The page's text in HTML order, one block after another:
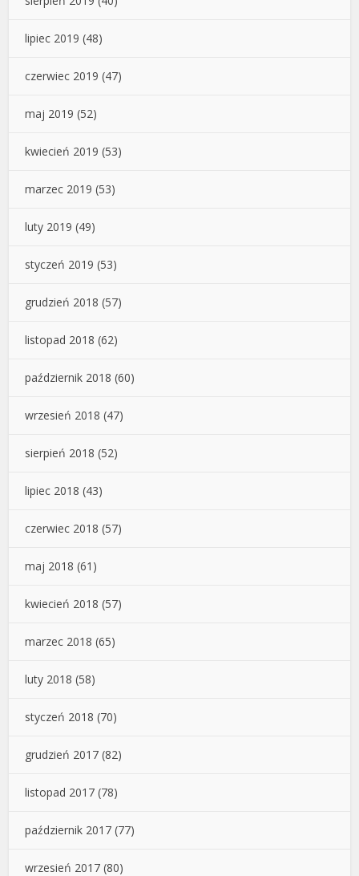
lipiec 2019 (48)
czerwiec 2019 (47)
maj 2019 (52)
kwiecień 2019 (53)
marzec 2019 (53)
luty 2019 (49)
styczeń 2019 (53)
grudzień 2018 (57)
listopad 2018 (62)
październik 2018 (60)
wrzesień 2018 (47)
sierpień 2018 (52)
lipiec 2018 (43)
czerwiec 2018 (57)
maj 2018 (61)
kwiecień 2018 (57)
marzec 2018 (65)
luty 2018 (58)
styczeń 2018 (70)
grudzień 2017 (82)
listopad 2017 (78)
październik 2017 (77)
wrzesień 2017 (80)